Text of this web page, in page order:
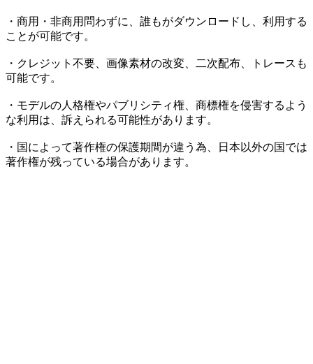
・商用・非商用問わずに、誰もがダウンロードし、利用する
ことが可能です。
・クレジット不要、画像素材の改変、二次配布、トレースも
可能です。
・モデルの人格権やパブリシティ権、商標権を侵害するよう
な利用は、訴えられる可能性があります。
・国によって著作権の保護期間が違う為、日本以外の国では
著作権が残っている場合があります。